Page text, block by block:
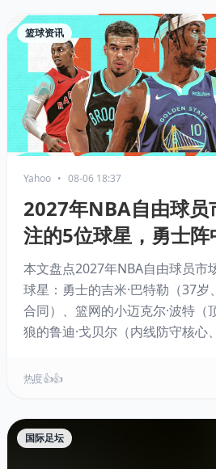
篮球资讯
Yahoo • 08-06 18:37
2027年NBA自由球员
注的5位球星，勇士阵
在列
本文盘点2027年NBA自由球员市
球星：勇士的吉米·巴特勒（37
合同）、篮网的小迈克尔·波特（
狼的鲁迪·戈贝尔（内线防守核心
姆（高效替补奇兵）。文章结合
交易价值。
热度 👍👍
国际足坛